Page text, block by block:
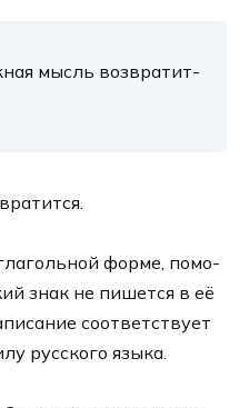
мысль воз­вра­тит­
фор­ме, помо­
знак не пишет­ся в её
соот­вет­ству­ет
рус­ско­го язы­ка.